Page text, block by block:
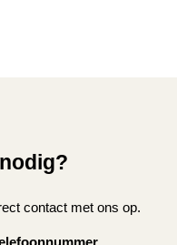
contact met ons op.